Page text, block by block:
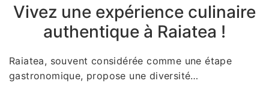
Vivez une expérience culinaire
authentique à Raiatea !
Raiatea, souvent considérée comme une étape
gastronomique, propose une diversité…